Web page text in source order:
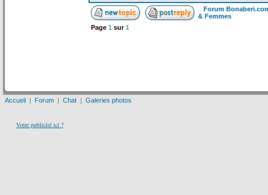
Forum
& Femmes
Page 1 sur1
Accueil | Forum | Chat | Galeries photos
Votre publicité ici ?